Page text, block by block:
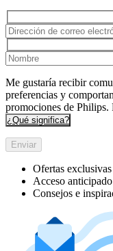
Me gustaría recibir
preferencias y
promociones de Philips.
¿Qué significa?
Enviar
Ofertas
Acceso
Consejos e